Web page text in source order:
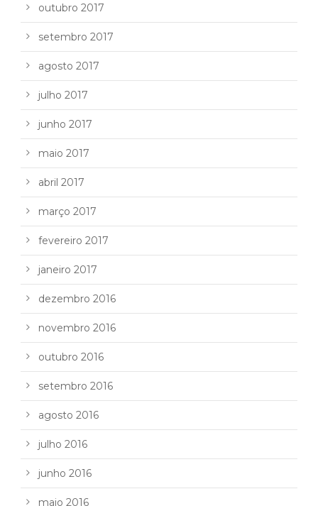
outubro 2017
setembro 2017
agosto 2017
julho 2017
junho 2017
maio 2017
abril 2017
março 2017
fevereiro 2017
janeiro 2017
dezembro 2016
novembro 2016
outubro 2016
setembro 2016
agosto 2016
julho 2016
junho 2016
maio 2016